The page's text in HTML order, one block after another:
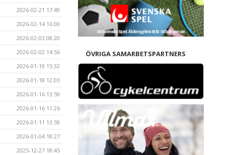
2026-02-21 17:49
2026-02-14 16:00
2026-02-03 08:20
2026-02-02 14:56
2026-01-19 15:32
2026-01-18 12:03
2026-01-16 13:59
2026-01-16 11:26
2026-01-11 13:59
2026-01-04 18:27
2025-12-27 18:45
ÖVRIGA SAMARBETSPARTNERS